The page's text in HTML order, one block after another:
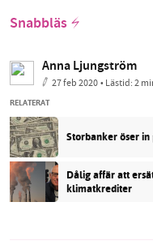
Snabbläs
Anna Ljungström
27 feb 2020• Lästid:2
RELATERAT
Storbanker öser
Dålig affär att
klimatkrediter